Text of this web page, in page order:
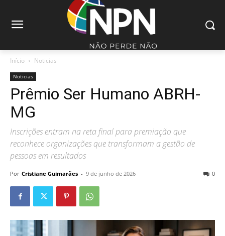
Início Noticias
Noticias
Prêmio Ser Humano ABRH-
MG
Inscrições entram na reta final para premiação que
reconhece organizações que transformam a gestão de
pessoas em resultados
Por Cristiane Guimarães - 9 de junho de 2026 0